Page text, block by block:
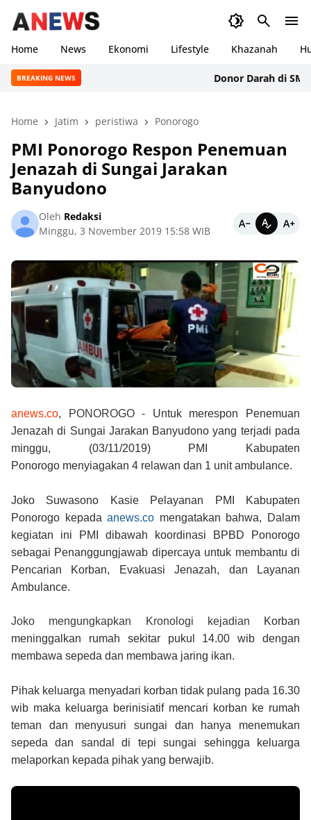
Home News Ekonomi Lifestyle Khazanah
BREAKING NEWS Donor Darah di SMAN
Home Jatim peristiwa Ponorogo
PMI Ponorogo Respon Penemuan
Jenazah di Sungai Jarakan
Banyudono
Oleh Redaksi
Minggu, 3 November 2019 15:58 WIB
anews.co, PONOROGO - Untuk merespon
Penemuan
Jenazah di Sungai Jarakan Banyudono yang terjadi pada
minggu, (03/11/2019) PMI Kabupaten
Ponorogo menyiagakan 4 relawan dan 1 unit ambulance.
Joko Suwasono Kasie Pelayanan PMI Kabupaten
Ponorogo kepadaanews.co mengatakan bahwa, Dalam
kegiatan ini PMI dibawah koordinasi BPBD Ponorogo
sebagai Penanggungjawab dipercaya untuk membantu di
Pencarian Korban, Evakuasi Jenazah, dan Layanan
Ambulance.
Joko mengungkapkan Kronologi kejadian Korban
meninggalkan rumah sekitar pukul 14.00 wib dengan
membawa sepeda dan membawa jaring ikan.
Pihak keluarga menyadari korban tidak pulang pada 16.30
wib maka keluarga berinisiatif mencari korban ke rumah
teman dan menyusuri sungai dan hanya menemukan
sepeda dan sandal di tepi sungai sehingga keluarga
melaporkan kepada pihak yang berwajib.